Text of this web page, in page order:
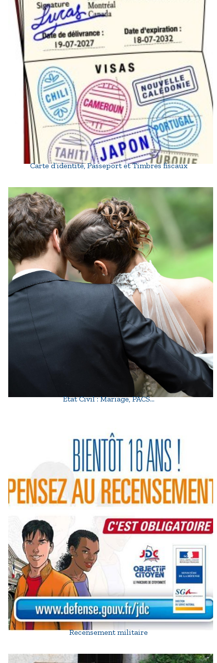
Carte d’identité, Passeport et Timbres fiscaux
Etat Civil : Mariage, PACS…
Recensement militaire